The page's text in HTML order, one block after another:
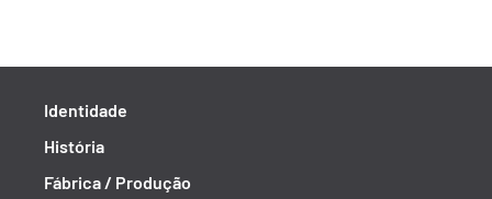
Identidade
História
Fábrica / Produção